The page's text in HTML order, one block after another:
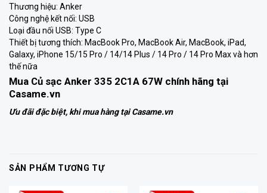
Thương hiệu: Anker
Công nghệ kết nối: USB
Loại đầu nối USB: Type C
Thiết bị tương thích: MacBook Pro, MacBook Air, MacBook, iPad,
Galaxy, iPhone 15/15 Pro / 14/14 Plus / 14 Pro / 14 Pro Max và hơn
thế nữa
Mua Củ sạc Anker 335 2C1A 67W chính hãng tại
Casame.vn
Ưu đãi đặc biệt, khi mua hàng tại Casame.vn
SẢN PHẨM TƯƠNG TỰ